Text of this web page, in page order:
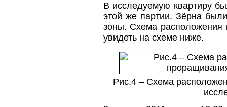
В исследуемую квартиру
этой же партии. Зёрна
зоны. Схема расположения
увидеть на схеме ниже.
Рис.4 – Схема